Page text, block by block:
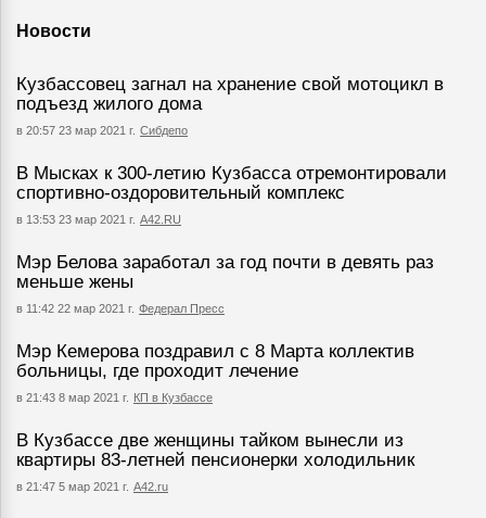
Новости
Кузбассовец загнал на хранение свой мотоцикл в
подъезд жилого дома
в 20:57 23 мар 2021 г. Сибдепо
В Мысках к 300-летию Кузбасса отремонтировали
спортивно-оздоровительный комплекс
в 13:53 23 мар 2021 г. А42.RU
Мэр Белова заработал за год почти в девять раз
меньше жены
в 11:42 22 мар 2021 г. Федерал Пресс
Мэр Кемерова поздравил с 8 Марта коллектив
больницы, где проходит лечение
в 21:43 8 мар 2021 г. КП в Кузбассе
В Кузбассе две женщины тайком вынесли из
квартиры 83-летней пенсионерки холодильник
в 21:47 5 мар 2021 г. А42.ru